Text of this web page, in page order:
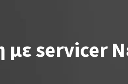
με servicer